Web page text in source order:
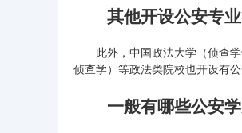
其他开设公安专业
此外，中国政法大学（侦查学
侦查学）等政法类院校也开设有
一般有哪些公安学